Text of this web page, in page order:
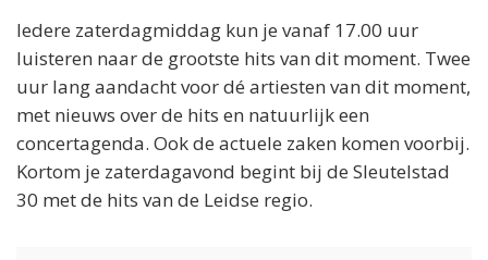
Iedere zaterdagmiddag kun je vanaf 17.00 uur
luisteren naar de grootste hits van dit moment. Twee
uur lang aandacht voor dé artiesten van dit moment,
met nieuws over de hits en natuurlijk een
concertagenda. Ook de actuele zaken komen voorbij.
Kortom je zaterdagavond begint bij de Sleutelstad
30 met de hits van de Leidse regio.